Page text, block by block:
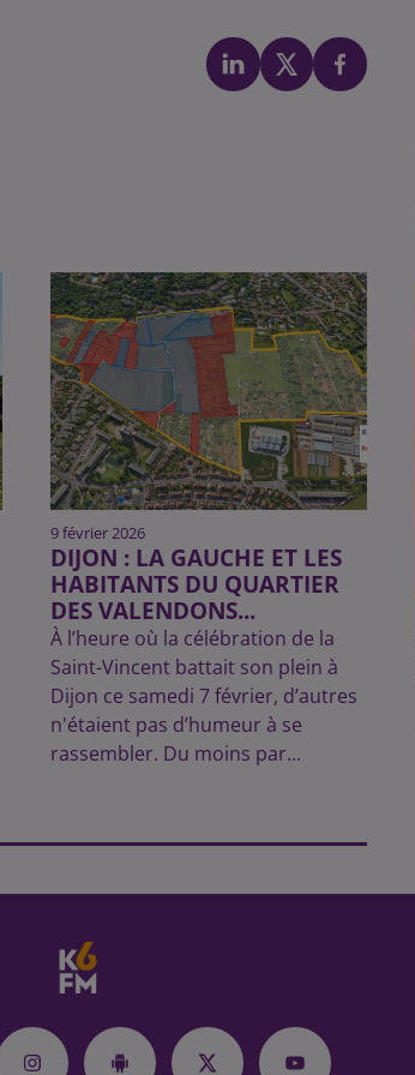
9 février 2026
DIJON : LA GAUCHE ET LES
HABITANTS DU QUARTIER
DES VALENDONS...
À l’heure où la célébration de la
Saint-Vincent battait son plein à
Dijon ce samedi 7 février, d’autres
n'étaient pas d’humeur à se
rassembler. Du moins par...